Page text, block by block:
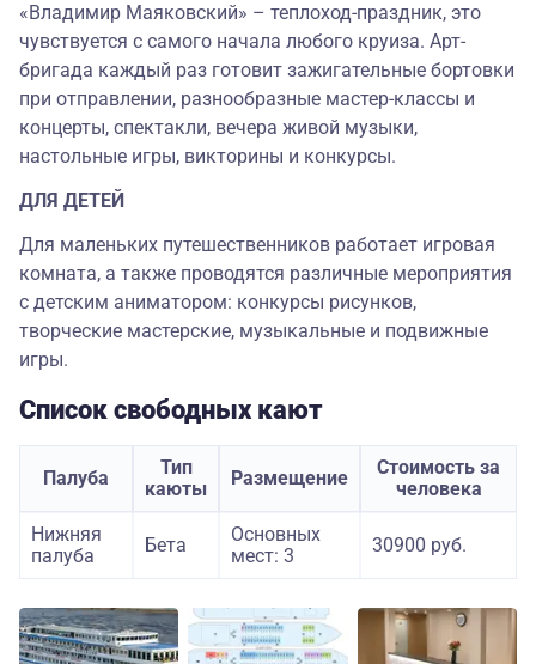
«Владимир Маяковский» – теплоход-праздник, это
чувствуется с самого начала любого круиза. Арт-
бригада каждый раз готовит зажигательные бортовки
при отправлении, разнообразные мастер-классы и
концерты, спектакли, вечера живой музыки,
настольные игры, викторины и конкурсы.
ДЛЯ ДЕТЕЙ
Для маленьких путешественников работает игровая
комната, а также проводятся различные мероприятия
с детским аниматором: конкурсы рисунков,
творческие мастерские, музыкальные и подвижные
игры.
Список свободных кают
Палуба
Тип
каюты
Размещение
Стоимость за
человека
Нижняя
палуба
Бета
Основных
мест: 3
30900 руб.